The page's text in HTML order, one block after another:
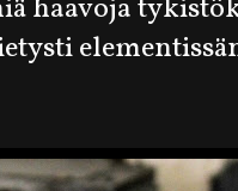
haavoja